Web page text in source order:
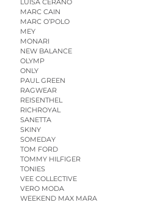
MARC CAIN
MARC O’POLO
MEY
MONARI
NEW BALANCE
OLYMP
ONLY
PAUL GREEN
RAGWEAR
REISENTHEL
RICHROYAL
SANETTA
SKINY
SOMEDAY
TOM FORD
TOMMY HILFIGER
TONIES
VEE COLLECTIVE
VERO MODA
WEEKEND MAX MARA